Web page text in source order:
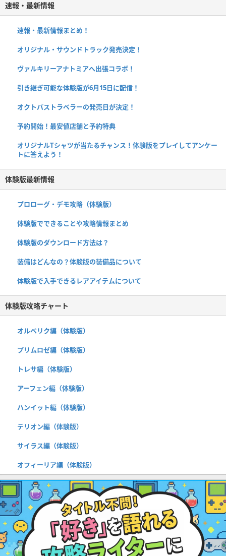
速報・最新情報
速報・最新情報まとめ！
オリジナル・サウンドトラック発売決定！
ヴァルキリーアナトミアへ出張コラボ！
引き継ぎ可能な体験版が6月15日に配信！
オクトパストラベラーの発売日が決定！
予約開始！最安値店舗と予約特典
オリジナルTシャツが当たるチャンス！体験版をプレイしてアンケー
トに答えよう！
体験版最新情報
プロローグ・デモ攻略（体験版）
体験版でできることや攻略情報まとめ
体験版のダウンロード方法は？
装備はどんなの？体験版の装備品について
体験版で入手できるレアアイテムについて
体験版攻略チャート
オルベリク編（体験版）
プリムロゼ編（体験版）
トレサ編（体験版）
アーフェン編（体験版）
ハンイット編（体験版）
テリオン編（体験版）
サイラス編（体験版）
オフィーリア編（体験版）